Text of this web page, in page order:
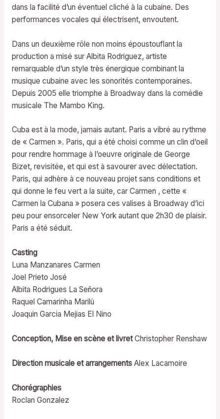
dans la facilité d’un éventuel cliché à la cubaine. Des
performances vocales qui électrisent, envoutent.
Dans un deuxième rôle non moins époustouflant la
production a misé sur Albita Rodriguez, artiste
remarquable d’un style très énergique combinant la
musique cubaine avec les sonorités contemporaines.
Depuis 2005 elle triomphe à Broadway dans la comédie
musicale The Mambo King.
Cuba est à la mode, jamais autant. Paris a vibré au rythme
de « Carmen ». Paris, qui a été choisi comme un clin d’oeil
pour rendre hommage à l’oeuvre originale de George
Bizet, revisitée, et qui est à savourer avec délectation.
Paris, qui adhère à ce nouveau projet sans conditions et
qui donne le feu vert a la suite, car Carmen , cette «
Carmen la Cubana » posera ces valises à Broadway d’ici
peu pour ensorceler New York autant que 2h30 de plaisir.
Paris a été séduit.
Casting
Luna Manzanares Carmen
Joel Prieto José
Albita Rodrigues La Señora
Raquel Camarinha Marilù
Joaquin Garcia Mejias El Nino
Conception, Mise en scène et livretChristopher Renshaw
Direction musicale et arrangementsAlex Lacamoire
Chorégraphies
Roclan Gonzalez